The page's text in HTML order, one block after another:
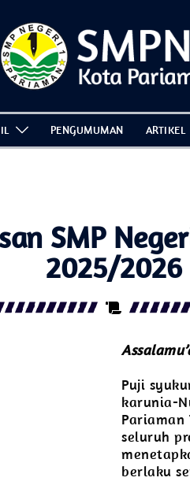
PENGUMUMAN ARTIKEL
SMP
2025/2026
Puji
karunia-
Pariaman
seluruh
berlaku